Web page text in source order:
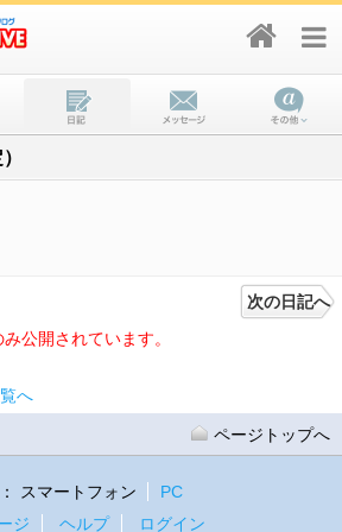
次の日記へ
公開されています。
へ
ページトップへ
スマートフォン
PC
ジ
ヘルプ ログイン